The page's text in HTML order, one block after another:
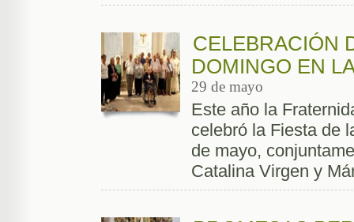
CELEBRACIÓN
DOMINGO EN
29 de mayo
Este año la
celebró la Fiesta de
de mayo,
Catalina Virgen y